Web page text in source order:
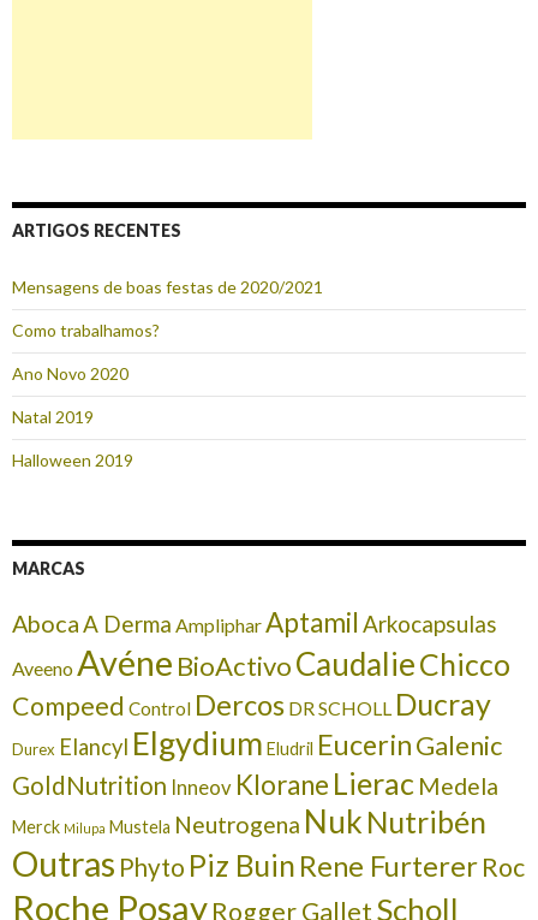
ARTIGOS RECENTES
Mensagens de boas festas de 2020/2021
Como trabalhamos?
Ano Novo 2020
Natal 2019
Halloween 2019
MARCAS
AbocaA Derma AmplipharAptamil Arkocapsulas
AveenoAvéne BioActivoCaudalieChicco
Compeed Control Dercos DR SCHOLL Ducray
Durex Elancyl Elgydium Eludril EucerinGalenic
GoldNutrition Inneov Klorane Lierac Medela
Merck Milupa Mustela Neutrogena Nuk Nutribén
Outras Phyto Piz Buin Rene FurtererRoc
Roche PosayRogger GalletScholl